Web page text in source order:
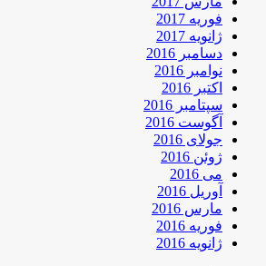
فوریه 2017
ژانویه 2017
دسامبر 2016
نوامبر 2016
اکتبر 2016
سپتامبر 2016
آگوست 2016
جولای 2016
ژوئن 2016
می 2016
آوریل 2016
مارس 2016
فوریه 2016
ژانویه 2016